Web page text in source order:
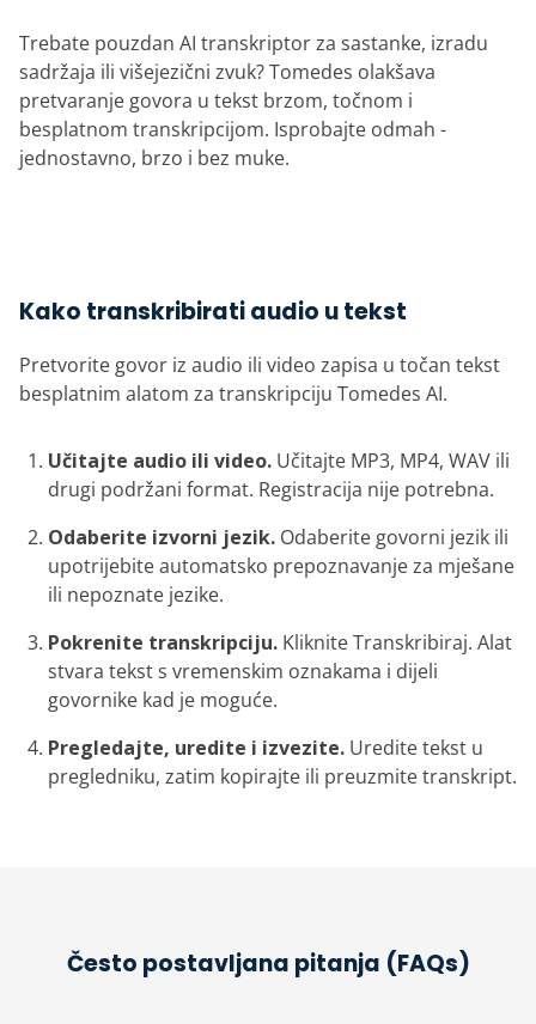
Trebate pouzdan AI transkriptor za sastanke, izradu
sadržaja ili višejezični zvuk? Tomedes olakšava
pretvaranje govora u tekst brzom, točnom i
besplatnom transkripcijom. Isprobajte odmah -
jednostavno, brzo i bez muke.
Kako transkribirati audio u tekst
Pretvorite govor iz audio ili video zapisa u točan tekst
besplatnim alatom za transkripciju Tomedes AI.
Učitajte audio ili video. Učitajte MP3, MP4, WAV ili
drugi podržani format. Registracija nije potrebna.
Odaberite izvorni jezik. Odaberite govorni jezik ili
upotrijebite automatsko prepoznavanje za mješane
ili nepoznate jezike.
Pokrenite transkripciju. Kliknite Transkribiraj. Alat
stvara tekst s vremenskim oznakama i dijeli
govornike kad je moguće.
Pregledajte, uredite i izvezite. Uredite tekst u
pregledniku, zatim kopirajte ili preuzmite transkript.
Često postavljana pitanja (FAQs)